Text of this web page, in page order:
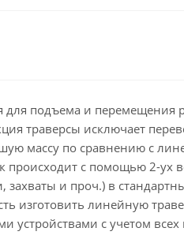
для подъема и
траверсы исключает
массу по сравнению с
с помощью 2-ух
и проч.) в
изготовить линейную
устройствами с учетом